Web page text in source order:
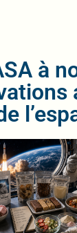
à